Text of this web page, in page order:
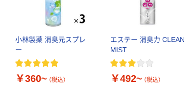
小林製薬 消臭元スプレ
ー
￥360~ （税込）
エステー 消臭力 CLEAN
MIST
￥492~ （税込）